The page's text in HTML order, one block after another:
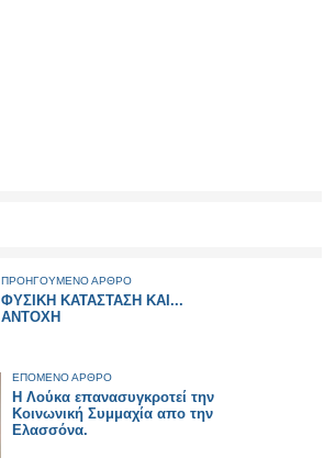
ΠΡΟΗΓΟΥΜΕΝΟ ΑΡΘΡΟ
ΦΥΣΙΚΗ ΚΑΤΑΣΤΑΣΗ ΚΑΙ...
ΑΝΤΟΧΗ
ΕΠΟΜΕΝΟ ΑΡΘΡΟ
Η Λούκα επανασυγκροτεί την
Κοινωνική Συμμαχία απο την
Ελασσόνα.